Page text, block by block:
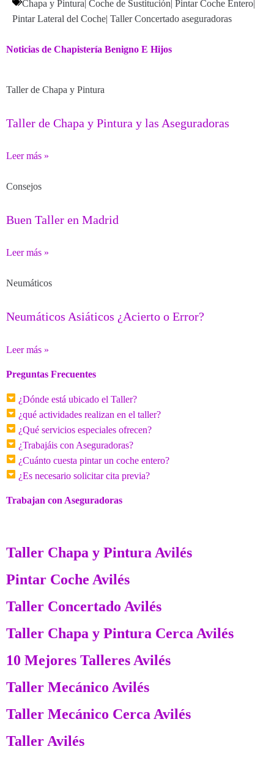
Chapa y Pintura Coche de Sustitución Pintar Coche Entero
Pintar Lateral del Coche| Taller Concertado aseguradoras
Noticias de Chapistería Benigno E Hijos
Taller de Chapa y Pintura
Taller de Chapa y Pintura y las Aseguradoras
Leer más »
Consejos
Buen Taller en Madrid
Leer más »
Neumáticos
Neumáticos Asiáticos ¿Acierto o Error?
Leer más »
Preguntas Frecuentes
¿Dónde está ubicado el Taller?
¿qué actividades realizan en el taller?
¿Qué servicios especiales ofrecen?
¿Trabajáis con Aseguradoras?
¿Cuánto cuesta pintar un coche entero?
¿Es necesario solicitar cita previa?
Trabajan con Aseguradoras
Taller Chapa y Pintura Avilés
Pintar Coche Avilés
Taller Concertado Avilés
Taller Chapa y Pintura Cerca Avilés
10 Mejores Talleres Avilés
Taller Mecánico Avilés
Taller Mecánico Cerca Avilés
Taller Avilés